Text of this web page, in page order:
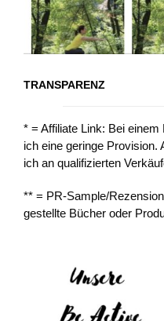
TRANSPARENZ
* = Affiliate Link: Bei
ich eine geringe Provision.
ich an qualifizierten
** = PR-Sample/
gestellte Bücher oder